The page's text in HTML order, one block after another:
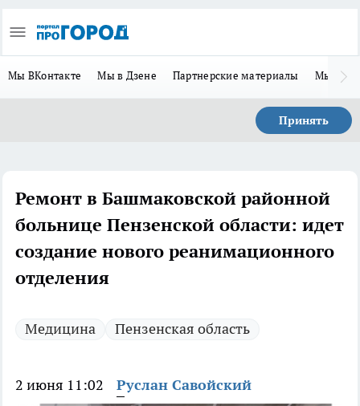
Мы ВКонтакте Мы в Дзене Партнерские материалы Мы в
Принять
Ремонт в Башмаковской районной
больнице Пензенской области: идет
создание нового реанимационного
отделения
Медицина Пензенская область
2 июня 11:02 Руслан Савойский